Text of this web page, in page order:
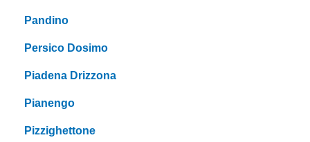
Pandino
Persico Dosimo
Piadena Drizzona
Pianengo
Pizzighettone